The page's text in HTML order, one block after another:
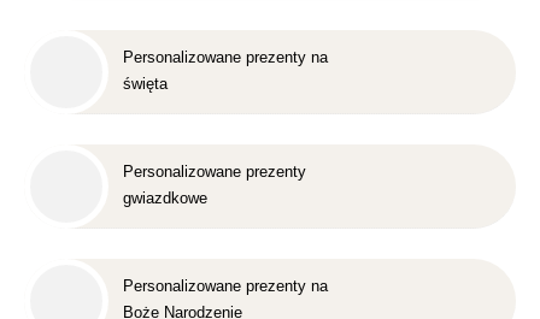
Personalizowane prezenty na
święta
Personalizowane prezenty
gwiazdkowe
Personalizowane prezenty na
Boże Narodzenie